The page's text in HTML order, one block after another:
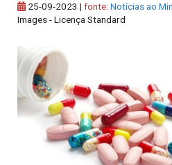
25-09-2023 | fonte: Notícias ao
Images - Licença Standard